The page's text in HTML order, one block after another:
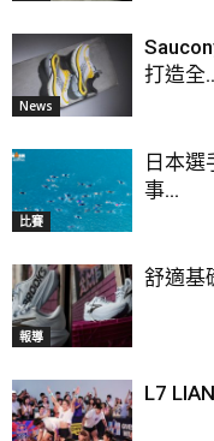
News
打造全
比賽
日本選
事...
報導
舒適基
L7